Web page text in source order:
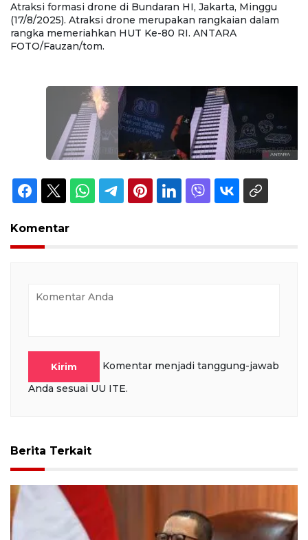
Atraksi formasi drone di Bundaran HI, Jakarta, Minggu
(17/8/2025). Atraksi drone merupakan rangkaian dalam
rangka memeriahkan HUT Ke-80 RI. ANTARA
FOTO/Fauzan/tom.
Komentar
Kirim
Komentar menjadi tanggung-jawab
Anda sesuai UU ITE.
Berita Terkait